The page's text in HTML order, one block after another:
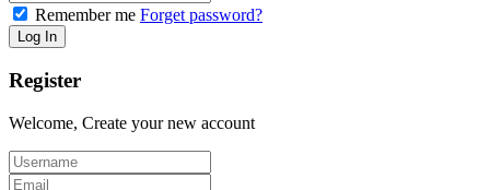
Remember me Forget password?
Register
Welcome, Create your new account